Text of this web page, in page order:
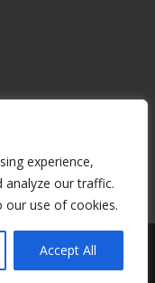
experience,
analyze our traffic.
our use of cookies.
Accept All
by NETinfo Plc|